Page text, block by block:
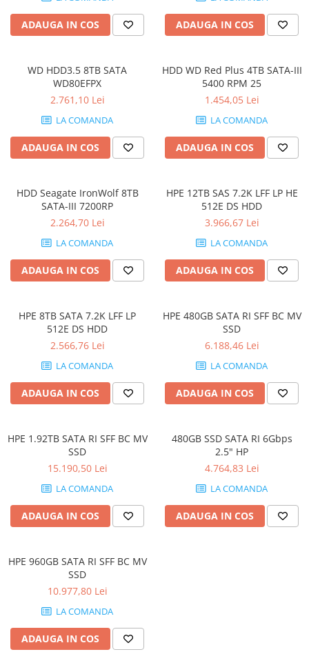
Placi VIDEO
PC All-in-One
Calculatoare All-in-One RENEW
Componente All-in-One
Monitoare
Monitoare NOI
Monitoare Refurbished
Monitoare Second-Hand
Hard Disk-uri SERVER
Accesorii server
Cabinete metalice
Memorii RAM Server
Procesoare server
Sisteme server
Stabilizatoare de tensiune
Hard Disk-uri & SSD-uri externe
Tastaturi
UPS-uri
Accesorii UPS-uri
Statii GRAFICE NOI
Statii GRAFICE Refurbished
Imprimante&Consumabile
Accesorii Printing
ADAUGA IN COS ADAUGA IN COS
WD HDD3.5 8TB SATA
WD80EFPX
2.761,10 Lei
LA COMANDA
ADAUGA IN COS
HDD WD Red Plus 4TB SATA-III
5400 RPM 25
1.454,05 Lei
LA COMANDA
ADAUGA IN COS
HDD Seagate IronWolf 8TB
SATA-III 7200RP
2.264,70 Lei
LA COMANDA
ADAUGA IN COS
HPE 12TB SAS 7.2K LFF LP HE
512E DS HDD
3.966,67 Lei
LA COMANDA
ADAUGA IN COS
HPE 8TB SATA 7.2K LFF LP
512E DS HDD
2.566,76 Lei
LA COMANDA
ADAUGA IN COS
HPE 480GB SATA RI SFF BC MV
SSD
6.188,46 Lei
LA COMANDA
ADAUGA IN COS
HPE 1.92TB SATA RI SFF BC MV
SSD
15.190,50 Lei
LA COMANDA
ADAUGA IN COS
480GB SSD SATA RI 6Gbps
2.5" HP
4.764,83 Lei
LA COMANDA
ADAUGA IN COS
HPE 960GB SATA RI SFF BC MV
SSD
10.977,80 Lei
LA COMANDA
ADAUGA IN COS